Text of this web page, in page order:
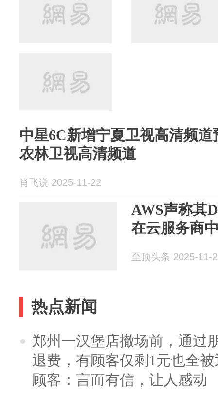
中星6C新增宁夏卫视高清频
农林卫视高清频道
肖飞说 2025-11-22
AWS声称其
在云服务商
至顶头条 2025-11-
热点新闻
郑州一汉堡店撤场前，通过
退费，有顾客仅剩1元也全
顾客：言而有信，让人感动